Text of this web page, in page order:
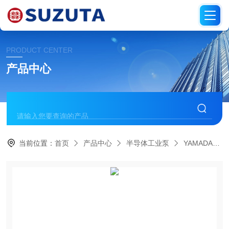
PRODUCT CENTER
产品中心
当前位置：首页 产品中心 半导体工业泵 YAMADA雅玛达